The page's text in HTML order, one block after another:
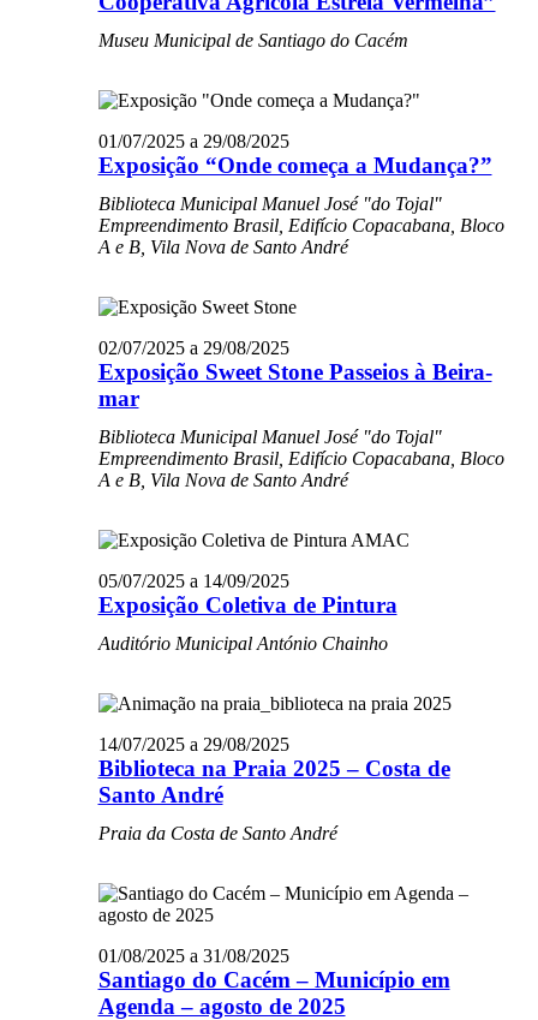
Museu Municipal de Santiago do Cacém
Exposição “Onde começa a Mudança?”
01/07/2025a 29/08/2025
Biblioteca Municipal Manuel José "do Tojal"
Empreendimento Brasil, Edifício Copacabana, Bloco
A e B, Vila Nova de Santo André
Exposição Sweet Stone Passeios à Beira-
mar
02/07/2025a 29/08/2025
Biblioteca Municipal Manuel José "do Tojal"
Empreendimento Brasil, Edifício Copacabana, Bloco
A e B, Vila Nova de Santo André
Exposição Coletiva de Pintura
05/07/2025a 14/09/2025
Auditório Municipal António Chainho
Biblioteca na Praia 2025 – Costa de
Santo André
14/07/2025a 29/08/2025
Praia da Costa de Santo André
Santiago do Cacém – Município em
Agenda – agosto de 2025
01/08/2025a 31/08/2025